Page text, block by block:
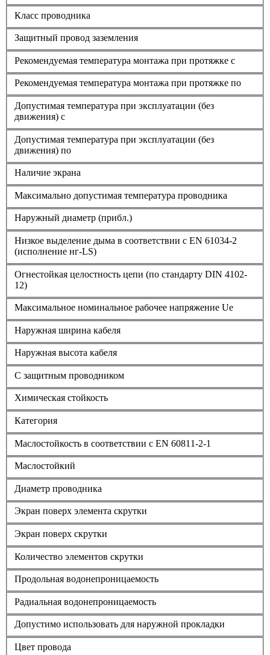
Класс проводника
Защитный провод заземления
Рекомендуемая температура монтажа при протяжке с
Рекомендуемая температура монтажа при протяжке по
Допустимая температура при эксплуатации (без
движения) с
Допустимая температура при эксплуатации (без
движения) по
Наличие экрана
Максимально допустимая температура проводника
Наружный диаметр (прибл.)
Низкое выделение дыма в соответствии с EN 61034-2
(исполнение нг-LS)
Огнестойкая целостность цепи (по стандарту DIN 4102-
12)
Максимальное номинальное рабочее напряжение Ue
Наружная ширина кабеля
Наружная высота кабеля
С защитным проводником
Химическая стойкость
Категория
Маслостойкость в соответствии с EN 60811-2-1
Маслостойкий
Диаметр проводника
Экран поверх элемента скрутки
Экран поверх скрутки
Количество элементов скрутки
Продольная водонепроницаемость
Радиальная водонепроницаемость
Допустимо использовать для наружной прокладки
Цвет провода